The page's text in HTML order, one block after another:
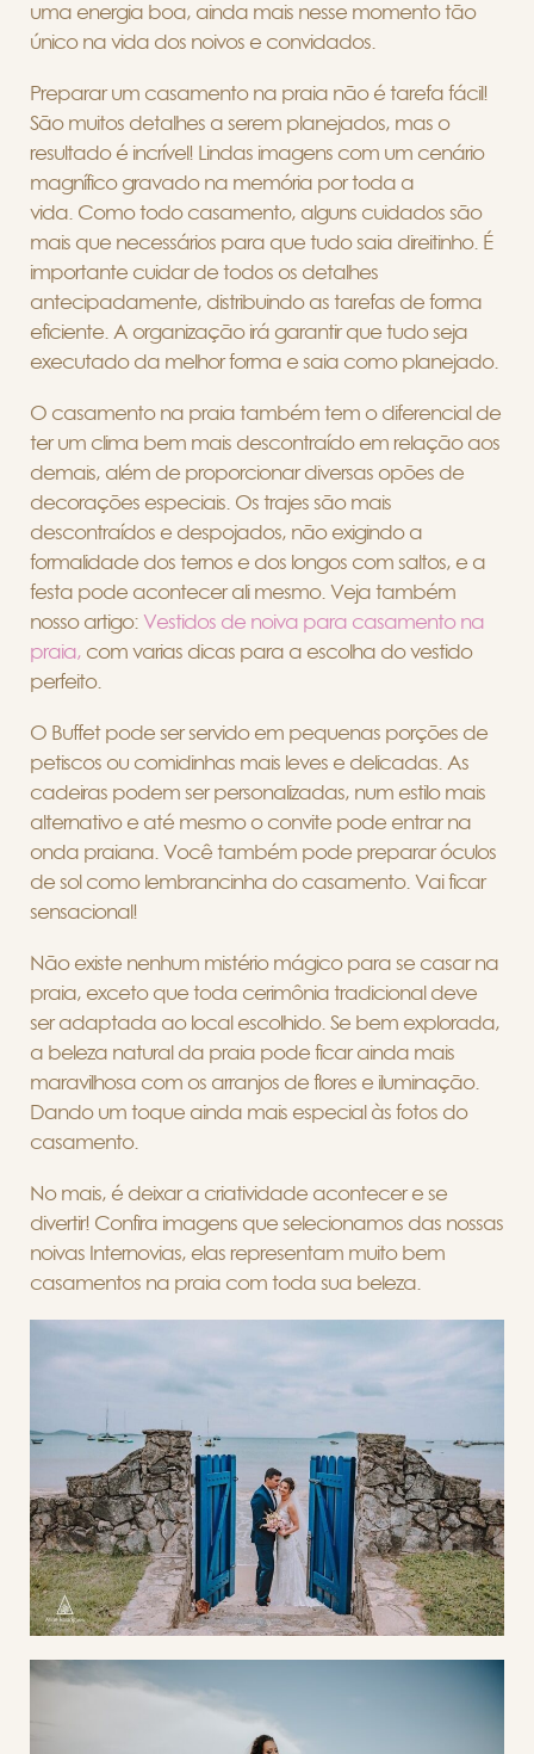
uma energia boa, ainda mais nesse momento tão
único na vida dos noivos e convidados.
Preparar um casamento na praia não é tarefa fácil!
São muitos detalhes a serem planejados, mas o
resultado é incrível! Lindas imagens com um cenário
magnífico gravado na memória por toda a
vida. Como todo casamento, alguns cuidados são
mais que necessários para que tudo saia direitinho. É
importante cuidar de todos os detalhes
antecipadamente, distribuindo as tarefas de forma
eficiente. A organização irá garantir que tudo seja
executado da melhor forma e saia como planejado.
O casamento na praia também tem o diferencial de
ter um clima bem mais descontraído em relação aos
demais, além de proporcionar diversas opões de
decorações especiais. Os trajes são mais
descontraídos e despojados, não exigindo a
formalidade dos ternos e dos longos com saltos, e a
festa pode acontecer ali mesmo. Veja também
nosso artigo: Vestidos de noiva para casamento na
praia, com varias dicas para a escolha do vestido
perfeito.
O Buffet pode ser servido em pequenas porções de
petiscos ou comidinhas mais leves e delicadas. As
cadeiras podem ser personalizadas, num estilo mais
alternativo e até mesmo o convite pode entrar na
onda praiana. Você também pode preparar óculos
de sol como lembrancinha do casamento. Vai ficar
sensacional!
Não existe nenhum mistério mágico para se casar na
praia, exceto que toda cerimônia tradicional deve
ser adaptada ao local escolhido. Se bem explorada,
a beleza natural da praia pode ficar ainda mais
maravilhosa com os arranjos de flores e iluminação.
Dando um toque ainda mais especial às fotos do
casamento.
No mais, é deixar a criatividade acontecer e se
divertir! Confira imagens que selecionamos das nossas
noivas Internovias, elas representam muito bem
casamentos na praia com toda sua beleza.